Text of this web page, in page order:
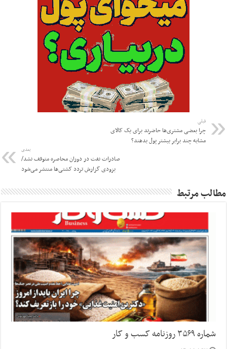
قبلی
چرا بعضی مشتری‌ها حاضرند برای یک کالای
مشابه چند برابر بیشتر پول بدهند؟
بعدی
صادرات نفت در دوران محاصره متوقف نشد/
بزودی گزارش تردد کشتی‌ها منتشر می‌شود
مطالب مرتبط
شماره ۳۵۶۹ روزنامه کسب و کار